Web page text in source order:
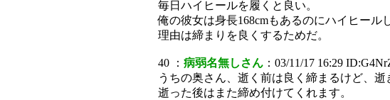
毎日ハイヒールを履くと良い。
俺の彼女は身長168cmもあるのにハイヒール
理由は締まりを良くするためだ。
40 ： 病弱名無しさん ：03/11/17 16:29
うちの奥さん、逝く前は良く締まるけど、逝
逝った後はまた締め付けてくれます。